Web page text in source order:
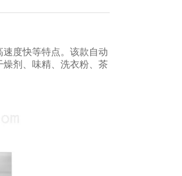
速度快等特点。该款自动
剂、味精、洗衣粉、茶